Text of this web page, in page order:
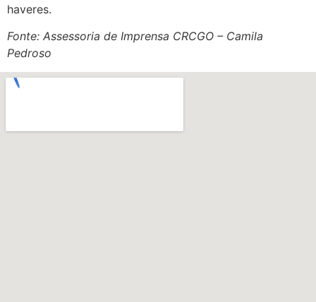
haveres.
Fonte: Assessoria de Imprensa CRCGO – Camila
Pedroso